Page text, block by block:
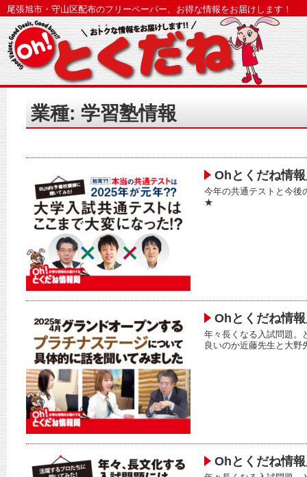
尾張旭市・守山区配布のフリーペーパー、お得な情報をお届けします！
業種: 学習塾情報
Ohとくだね情
今年の共通テストと今後
★
Ohとくだね情
年々長くなる入試問題。
良いのか近藤先生と大野
Ohとくだね情